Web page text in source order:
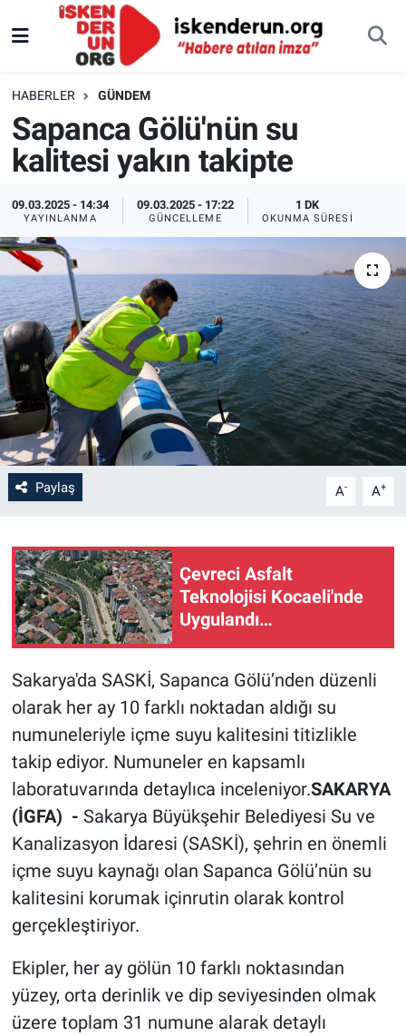
HABERLER GÜNDEM
Sapanca Gölü'nün su
kalitesi yakın takipte
09.03.2025 - 14:34
YAYINLANMA
09.03.2025 - 17:22
GÜNCELLEME
1 DK
OKUNMA SÜRESI
Paylaş A- A+
Çevreci Asfalt
Teknolojisi Kocaeli'nde
Uygulandı…
Sakarya'da SASKİ, Sapanca Gölü’nden düzenli
olarak her ay 10 farklı noktadan aldığı su
numuneleriyle içme suyu kalitesini titizlikle
takip ediyor. Numuneler en kapsamlı
laboratuvarında detaylıca inceleniyor.SAKARYA
(İGFA) - Sakarya Büyükşehir Belediyesi Su ve
Kanalizasyon İdaresi (SASKİ), şehrin en önemli
içme suyu kaynağı olan Sapanca Gölü’nün su
kalitesini korumak içinrutin olarak kontrol
gerçekleştiriyor.
Ekipler, her ay gölün 10 farklı noktasından
yüzey, orta derinlik ve dip seviyesinden olmak
üzere toplam 31 numune alarak detaylı